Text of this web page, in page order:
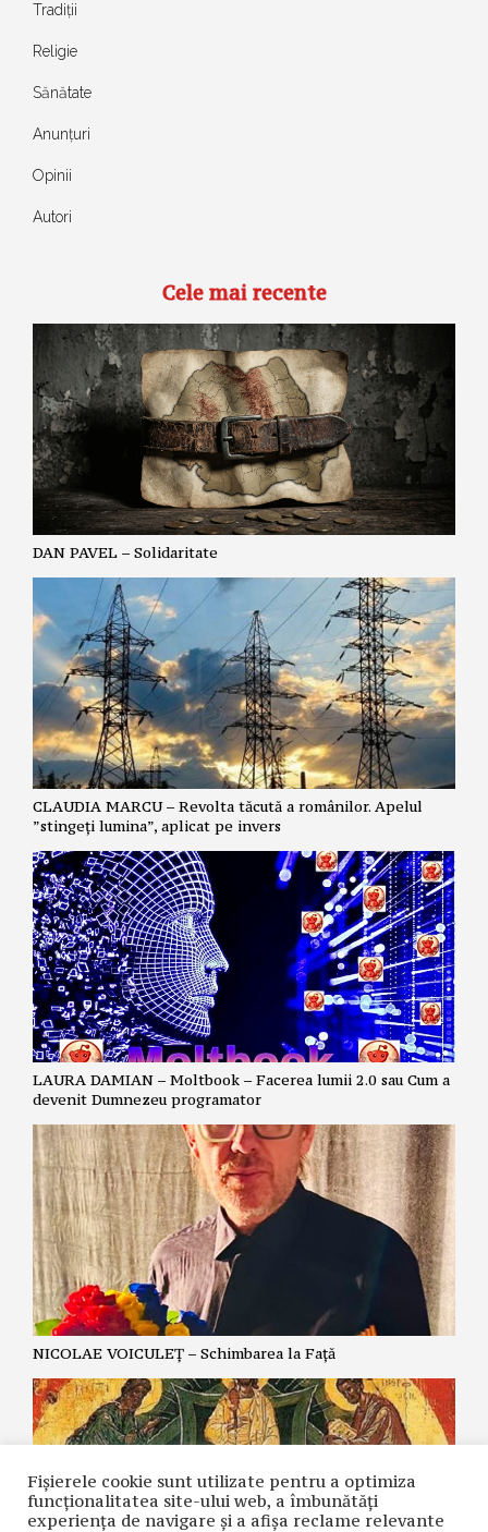
Tradiții
Religie
Sănătate
Anunțuri
Opinii
Autori
Cele mai recente
DAN PAVEL – Solidaritate
CLAUDIA MARCU – Revolta tăcută a românilor. Apelul
”stingeți lumina”, aplicat pe invers
LAURA DAMIAN – Moltbook – Facerea lumii 2.0 sau Cum a
devenit Dumnezeu programator
NICOLAE VOICULEȚ – Schimbarea la Față
Fișierele cookie sunt utilizate pentru a optimiza
funcţionalitatea site-ului web, a îmbunătăţi
experienţa de navigare şi a afişa reclame relevante